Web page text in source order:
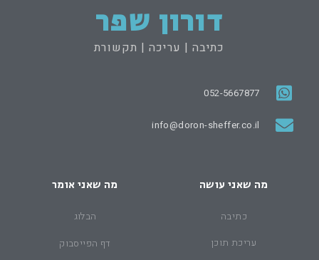
דורון שפר
כתיבה | עריכה | תקשורת
052-5667877
info@doron-sheffer.co.il
מה שאני עושה
כתיבה
עריכת תוכן
מה שאני אומר
הבלוג
דף הפייסבוק